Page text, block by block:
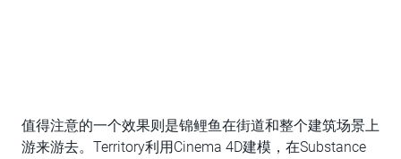
值得注意的一个效果则是锦鲤鱼在街道和整个建筑场景上
游来游去。Territory利用Cinema 4D建模，在Substance